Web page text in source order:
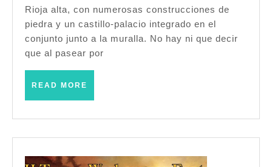
(Marzo
2025)
Rioja alta, con numerosas construcciones de
piedra y un castillo-palacio integrado en el
conjunto junto a la muralla. No hay ni que decir
que al pasear por
READ MORE